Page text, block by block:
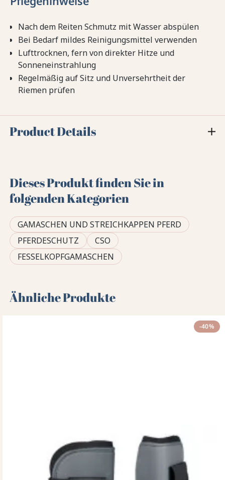
Nach dem Reiten Schmutz mit Wasser abspülen
Bei Bedarf mildes Reinigungsmittel verwenden
Lufttrocknen, fern von direkter Hitze und
Sonneneinstrahlung
Regelmäßig auf Sitz und Unversehrtheit der
Riemen prüfen
Product Details
Dieses Produkt finden Sie in
folgenden Kategorien
GAMASCHEN UND STREICHKAPPEN PFERD
PFERDESCHUTZ
CSO
FESSELKOPFGAMASCHEN
Ähnliche Produkte
-40%